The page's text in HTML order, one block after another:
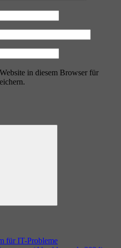
in diesem Browser für
für IT-Probleme